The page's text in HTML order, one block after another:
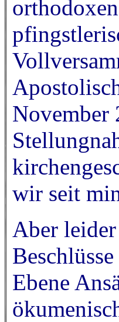
November
wir seit
Aber
Ebene